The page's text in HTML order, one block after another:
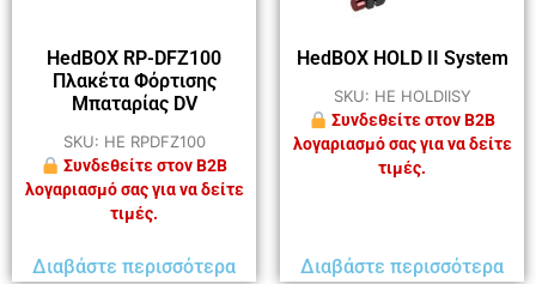
HedBOX RP-DFZ100
Πλακέτα Φόρτισης
Μπαταρίας DV
SKU: HE RPDFZ100
Συνδεθείτε στον B2B
λογαριασμό σας για να δείτε
τιμές.
Διαβάστε περισσότερα
HedBOX HOLD II System
SKU: HE HOLDIISY
Συνδεθείτε στον B2B
λογαριασμό σας για να δείτε
τιμές.
Διαβάστε περισσότερα